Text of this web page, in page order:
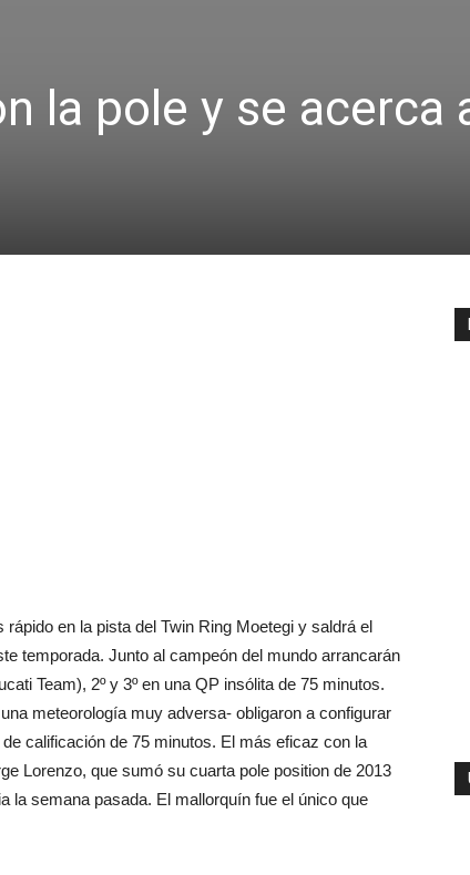
la pole y se acerca
en la pista del Twin Ring Moetegi y saldrá el
temporada. Junto al campeón del mundo arrancarán
Team), 2º y 3º en una QP insólita de 75 minutos.
meteorología muy adversa- obligaron a configurar
calificación de 75 minutos. El más eficaz con la
Lorenzo, que sumó su cuarta pole position de 2013
la semana pasada. El mallorquín fue el único que